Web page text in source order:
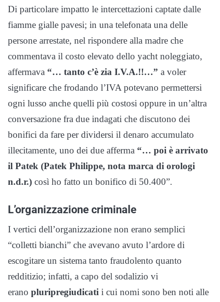
Di particolare impatto le intercettazioni captate dalle
fiamme gialle pavesi; in una telefonata una delle
persone arrestate, nel rispondere alla madre che
commentava il costo elevato dello yacht noleggiato,
affermava “… tanto c’è zia I.V.A.!!…” a voler
significare che frodando l’IVA potevano permettersi
ogni lusso anche quelli più costosi oppure in un’altra
conversazione fra due indagati che discutono dei
bonifici da fare per dividersi il denaro accumulato
illecitamente, uno dei due afferma “… poi è arrivato
il Patek (Patek Philippe, nota marca di orologi
n.d.r.) così ho fatto un bonifico di 50.400”.
L’organizzazione criminale
I vertici dell’organizzazione non erano semplici
“colletti bianchi” che avevano avuto l’ardore di
escogitare un sistema tanto fraudolento quanto
redditizio; infatti, a capo del sodalizio vi
erano pluripregiudicati i cui nomi sono ben noti alle